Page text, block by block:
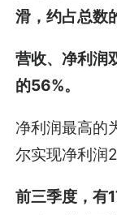
滑，约占总数
营收、净利润
的56%。
净利润最高的
尔实现净利润
前三季度，有